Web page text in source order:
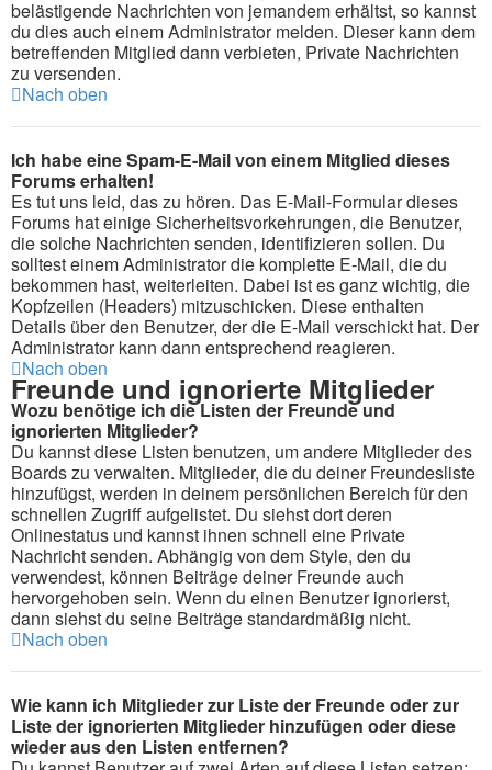
belästigende Nachrichten von jemandem erhältst, so kannst
du dies auch einem Administrator melden. Dieser kann dem
betreffenden Mitglied dann verbieten, Private Nachrichten
zu versenden.
Nach oben
Ich habe eine Spam-E-Mail von einem Mitglied dieses
Forums erhalten!
Es tut uns leid, das zu hören. Das E-Mail-Formular dieses
Forums hat einige Sicherheitsvorkehrungen, die Benutzer,
die solche Nachrichten senden, identifizieren sollen. Du
solltest einem Administrator die komplette E-Mail, die du
bekommen hast, weiterleiten. Dabei ist es ganz wichtig, die
Kopfzeilen (Headers) mitzuschicken. Diese enthalten
Details über den Benutzer, der die E-Mail verschickt hat. Der
Administrator kann dann entsprechend reagieren.
Nach oben
Freunde und ignorierte Mitglieder
Wozu benötige ich die Listen der Freunde und
ignorierten Mitglieder?
Du kannst diese Listen benutzen, um andere Mitglieder des
Boards zu verwalten. Mitglieder, die du deiner Freundesliste
hinzufügst, werden in deinem persönlichen Bereich für den
schnellen Zugriff aufgelistet. Du siehst dort deren
Onlinestatus und kannst ihnen schnell eine Private
Nachricht senden. Abhängig von dem Style, den du
verwendest, können Beiträge deiner Freunde auch
hervorgehoben sein. Wenn du einen Benutzer ignorierst,
dann siehst du seine Beiträge standardmäßig nicht.
Nach oben
Wie kann ich Mitglieder zur Liste der Freunde oder zur
Liste der ignorierten Mitglieder hinzufügen oder diese
wieder aus den Listen entfernen?